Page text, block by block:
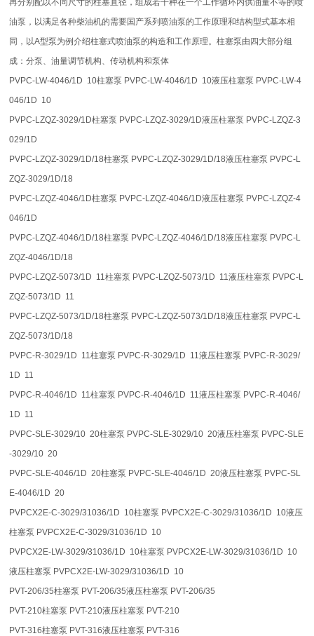
再分别配以不同尺寸的柱塞直径，组成若干种在一个工作循环内供油量不等的喷
油泵，以满足各种柴油机的需要国产系列喷油泵的工作原理和结构型式基本相
同，以A型泵为例介绍柱塞式喷油泵的构造和工作原理。柱塞泵由四大部分组
成：分泵、油量调节机构、传动机构和泵体
PVPC-LW-4046/1D 10柱塞泵 PVPC-LW-4046/1D 10液压柱塞泵 PVPC-LW-4
046/1D 10
PVPC-LZQZ-3029/1D柱塞泵 PVPC-LZQZ-3029/1D液压柱塞泵 PVPC-LZQZ-3
029/1D
PVPC-LZQZ-3029/1D/18柱塞泵 PVPC-LZQZ-3029/1D/18液压柱塞泵 PVPC-L
ZQZ-3029/1D/18
PVPC-LZQZ-4046/1D柱塞泵 PVPC-LZQZ-4046/1D液压柱塞泵 PVPC-LZQZ-4
046/1D
PVPC-LZQZ-4046/1D/18柱塞泵 PVPC-LZQZ-4046/1D/18液压柱塞泵 PVPC-L
ZQZ-4046/1D/18
PVPC-LZQZ-5073/1D 11柱塞泵 PVPC-LZQZ-5073/1D 11液压柱塞泵 PVPC-L
ZQZ-5073/1D 11
PVPC-LZQZ-5073/1D/18柱塞泵 PVPC-LZQZ-5073/1D/18液压柱塞泵 PVPC-L
ZQZ-5073/1D/18
PVPC-R-3029/1D 11柱塞泵 PVPC-R-3029/1D 11液压柱塞泵 PVPC-R-3029/
1D 11
PVPC-R-4046/1D 11柱塞泵 PVPC-R-4046/1D 11液压柱塞泵 PVPC-R-4046/
1D 11
PVPC-SLE-3029/10 20柱塞泵 PVPC-SLE-3029/10 20液压柱塞泵 PVPC-SLE
-3029/10 20
PVPC-SLE-4046/1D 20柱塞泵 PVPC-SLE-4046/1D 20液压柱塞泵 PVPC-SL
E-4046/1D 20
PVPCX2E-C-3029/31036/1D 10柱塞泵 PVPCX2E-C-3029/31036/1D 10液压
柱塞泵 PVPCX2E-C-3029/31036/1D 10
PVPCX2E-LW-3029/31036/1D 10柱塞泵 PVPCX2E-LW-3029/31036/1D 10
液压柱塞泵 PVPCX2E-LW-3029/31036/1D 10
PVT-206/35柱塞泵 PVT-206/35液压柱塞泵 PVT-206/35
PVT-210柱塞泵 PVT-210液压柱塞泵 PVT-210
PVT-316柱塞泵 PVT-316液压柱塞泵 PVT-316